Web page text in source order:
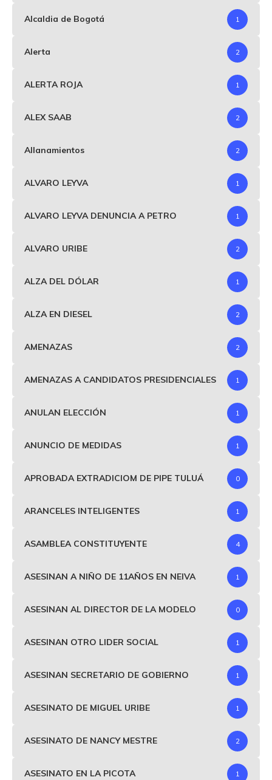
Alcaldia de Bogotá 1
Alerta 2
ALERTA ROJA 1
ALEX SAAB 2
Allanamientos 2
ALVARO LEYVA 1
ALVARO LEYVA DENUNCIA A PETRO 1
ALVARO URIBE 2
ALZA DEL DÓLAR 1
ALZA EN DIESEL 2
AMENAZAS 2
AMENAZAS A CANDIDATOS PRESIDENCIALES 1
ANULAN ELECCIÓN 1
ANUNCIO DE MEDIDAS 1
APROBADA EXTRADICIOM DE PIPE TULUÁ 0
ARANCELES INTELIGENTES 1
ASAMBLEA CONSTITUYENTE 4
ASESINAN A NIÑO DE 11AÑOS EN NEIVA 1
ASESINAN AL DIRECTOR DE LA MODELO 0
ASESINAN OTRO LIDER SOCIAL 1
ASESINAN SECRETARIO DE GOBIERNO 1
ASESINATO DE MIGUEL URIBE 1
ASESINATO DE NANCY MESTRE 2
ASESINATO EN LA PICOTA 1